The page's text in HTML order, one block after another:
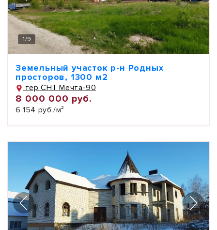
1/9
Земельный участок р-н Родных
просторов, 1300 м2
тер СНТ Мечта-90
8 000 000 руб.
6 154 руб./м²